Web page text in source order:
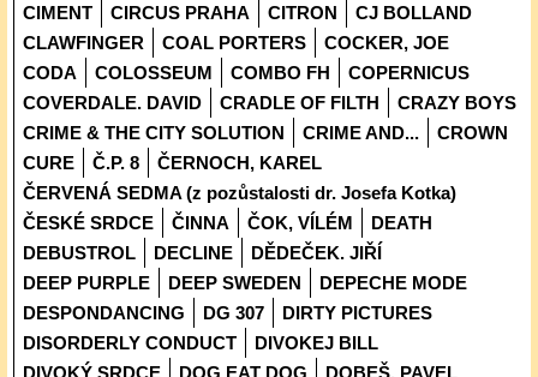
CIMENT
CIRCUS PRAHA CITRON
CJ BOLLAND
CLAWFINGER
COAL PORTERS
COCKER, JOE
CODA
COLOSSEUM COMBO FH
COPERNICUS
COVERDALE. DAVID
CRADLE OF FILTH
CRAZY BOYS
CRIME & THE CITY SOLUTION
CRIME AND...
CROWN
CURE
Č.P. 8
ČERNOCH, KAREL
ČERVENÁ SEDMA (z pozůstalosti dr. Josefa Kotka)
ČESKÉ SRDCE
ČINNA ČOK, VÍLÉM
DEATH
DEBUSTROL
DECLINE
DĚDEČEK. JIŘÍ
DEEP PURPLE
DEEP SWEDEN
DEPECHE MODE
DESPONDANCING
DG 307
DIRTY PICTURES
DISORDERLY CONDUCT
DIVOKEJ BILL
DIVOKÝ SRDCE
DOG EAT DOG
DOBEŠ, PAVEL